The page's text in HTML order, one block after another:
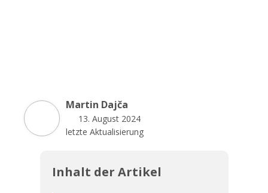
Martin Dajča
13. August 2024
letzte Aktualisierung
Inhalt der Artikel